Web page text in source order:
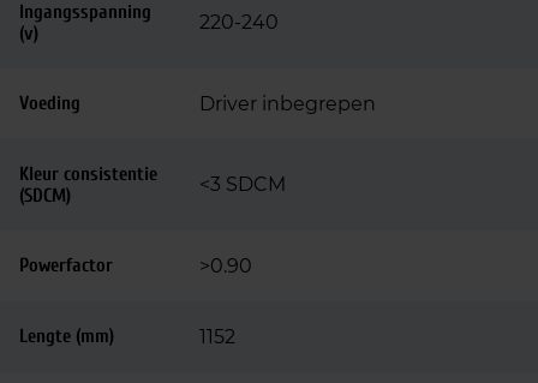
Ingangsspanning
(v)
220-240
Voeding Driver inbegrepen
Kleur consistentie
(SDCM)
<3 SDCM
Powerfactor >0.90
Lengte (mm) 1152